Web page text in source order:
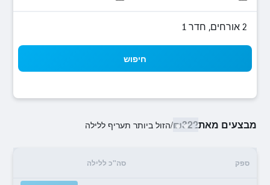
2 אורחים, חדר 1
חיפוש
מבצעים מאת₪322
/הזול ביותר תעריף ללילה
ספק סה"כ ללילה